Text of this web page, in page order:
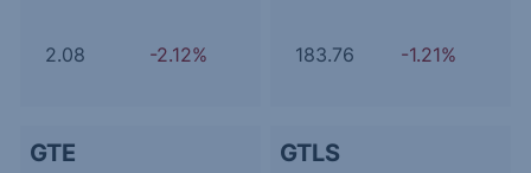
2.08 -2.12% 183.76 -1.21%
GTE GTLS